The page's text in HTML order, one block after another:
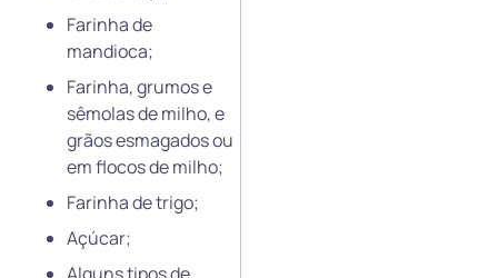
Farinha de
mandioca;
Farinha, grumos e
sêmolas de milho, e
grãos esmagados ou
em flocos de milho;
Farinha de trigo;
Açúcar;